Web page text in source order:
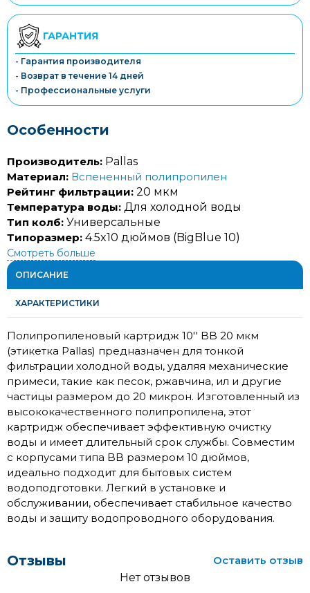
ГАРАНТИЯ
- Гарантия производителя
- Возврат в течение 14 дней
- Профессиональные услуги
Особенности
Производитель: Pallas
Материал: Вспененный полипропилен
Рейтинг фильтрации: 20 мкм
Температура воды: Для холодной воды
Тип колб: Универсальные
Типоразмер: 4.5x10 дюймов (BigBlue 10)
Смотреть больше
ОПИСАНИЕ
ХАРАКТЕРИСТИКИ
Полипропиленовый картридж 10'' BB 20 мкм
(этикетка Pallas) предназначен для тонкой
фильтрации холодной воды, удаляя механические
примеси, такие как песок, ржавчина, ил и другие
частицы размером до 20 микрон. Изготовленный из
высококачественного полипропилена, этот
картридж обеспечивает эффективную очистку
воды и имеет длительный срок службы. Совместим
с корпусами типа BB размером 10 дюймов,
идеально подходит для бытовых систем
водоподготовки. Легкий в установке и
обслуживании, обеспечивает стабильное качество
воды и защиту водопроводного оборудования.
Отзывы
Оставить отзыв
Нет отзывов